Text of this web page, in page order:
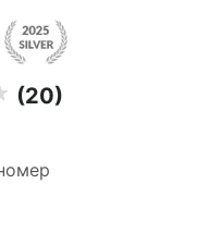
(20)